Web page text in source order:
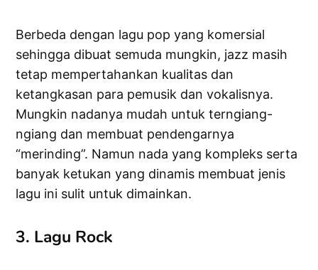
Berbeda dengan lagu pop yang komersial
sehingga dibuat semuda mungkin, jazz masih
tetap mempertahankan kualitas dan
ketangkasan para pemusik dan vokalisnya.
Mungkin nadanya mudah untuk terngiang-
ngiang dan membuat pendengarnya
“merinding”. Namun nada yang kompleks serta
banyak ketukan yang dinamis membuat jenis
lagu ini sulit untuk dimainkan.
3. Lagu Rock